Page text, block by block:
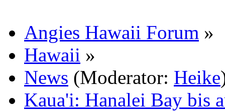
Angies Hawaii Forum »
Hawaii »
News (Moderator: Heike
Kaua'i: Hanalei Bay bis